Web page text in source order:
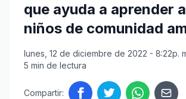
que ayuda a aprender
niños de comunidad
lunes, 12 de diciembre de 2022 - 8:22p.
5 min de lectura
Compartir: